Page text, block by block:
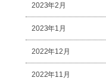
2023年2月
2023年1月
2022年12月
2022年11月